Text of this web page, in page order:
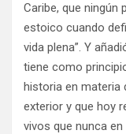
Caribe, que ningún
estoico cuando
vida plena”. Y
tiene como
historia en materia
exterior y que hoy
vivos que nunca